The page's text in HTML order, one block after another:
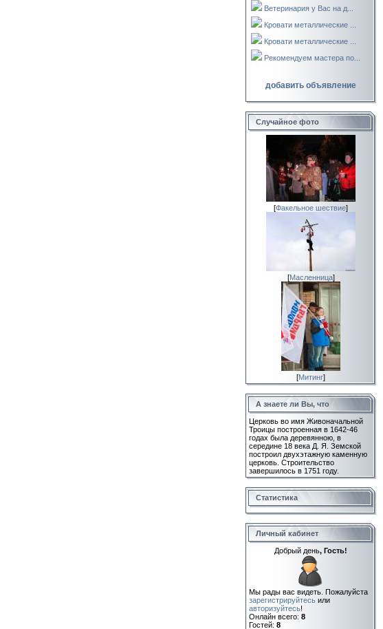
Ветеринария у Вас на д...
Кровати металлические ...
Кровати металлические ...
Рекомендуем мастера по...
добавить объявление
Случайное фото
[Факельное шествие]
[Масленница]
[Митинг]
А знаете ли Вы, что
Церковь во имя Живоначальной
Троицы построенная в 1642-46
годах была деревянною, в
середине 18 века Д. Я. Земской
построил двухэтажную каменную
церковь. Строительство
завершилось в 1751 году.
Статистика
Личный кабинет
Добрый день, Гость!
Мы рады вас видеть. Пожалуйста
зарегистрируйтесь или
авторизуйтесь!
Онлайн всего: 8
Гостей: 8